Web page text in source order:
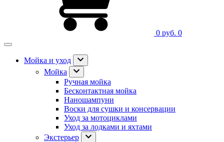
0 руб. 0
Мойка и уход
Мойка
Ручная мойка
Бесконтактная мойка
Наношампуни
Воски для сушки и консервации
Уход за мотоциклами
Уход за лодками и яхтами
Экстерьер